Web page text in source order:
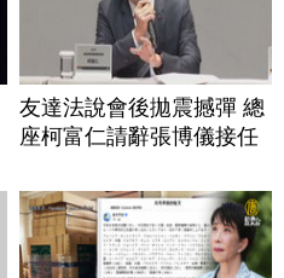
友達法說會後拋震撼彈 總
座柯富仁請辭張博儀接任